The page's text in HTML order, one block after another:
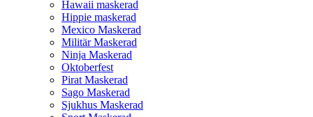
Hawaii maskerad
Hippie maskerad
Mexico Maskerad
Militär Maskerad
Ninja Maskerad
Oktoberfest
Pirat Maskerad
Sago Maskerad
Sjukhus Maskerad